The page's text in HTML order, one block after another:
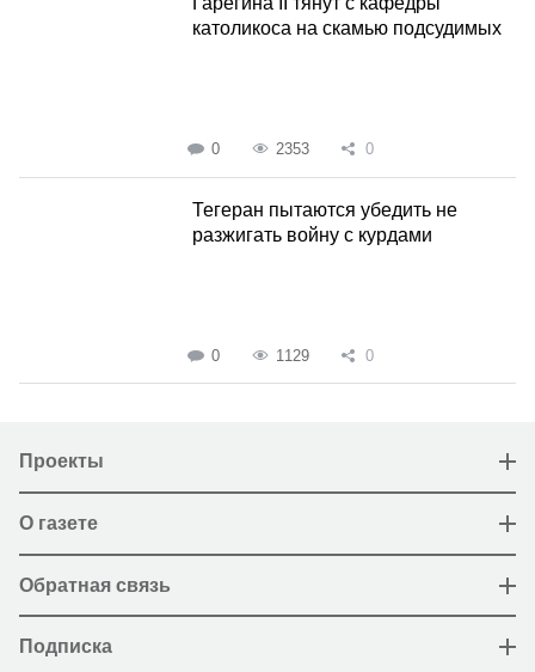
католикоса на скамью подсудимых
0 2353 0
Тегеран пытаются убедить не
разжигать войну с курдами
0 1129 0
Проекты
О газете
Обратная связь
Подписка